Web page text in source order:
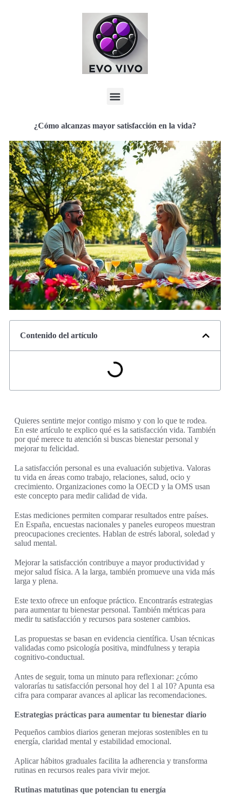
¿Cómo alcanzas mayor satisfacción en la vida?
Contenido del artículo
Quieres sentirte mejor contigo mismo y con lo que te rodea.
En este artículo te explico qué es la satisfacción vida. También
por qué merece tu atención si buscas bienestar personal y
mejorar tu felicidad.
La satisfacción personal es una evaluación subjetiva. Valoras
tu vida en áreas como trabajo, relaciones, salud, ocio y
crecimiento. Organizaciones como la OECD y la OMS usan
este concepto para medir calidad de vida.
Estas mediciones permiten comparar resultados entre países.
En España, encuestas nacionales y paneles europeos muestran
preocupaciones crecientes. Hablan de estrés laboral, soledad y
salud mental.
Mejorar la satisfacción contribuye a mayor productividad y
mejor salud física. A la larga, también promueve una vida más
larga y plena.
Este texto ofrece un enfoque práctico. Encontrarás estrategias
para aumentar tu bienestar personal. También métricas para
medir tu satisfacción y recursos para sostener cambios.
Las propuestas se basan en evidencia científica. Usan técnicas
validadas como psicología positiva, mindfulness y terapia
cognitivo-conductual.
Antes de seguir, toma un minuto para reflexionar: ¿cómo
valorarías tu satisfacción personal hoy del 1 al 10? Apunta esa
cifra para comparar avances al aplicar las recomendaciones.
Estrategias prácticas para aumentar tu bienestar diario
Pequeños cambios diarios generan mejoras sostenibles en tu
energía, claridad mental y estabilidad emocional.
Aplicar hábitos graduales facilita la adherencia y transforma
rutinas en recursos reales para vivir mejor.
Rutinas matutinas que potencian tu energía